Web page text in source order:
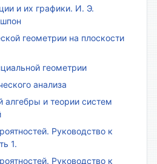
и их графики. И. Э.
геометрии на плоскости
геометрии
анализа
алгебры и теории систем
Руководство к
1.
Руководство к